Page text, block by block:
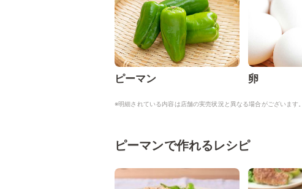
ピーマン 卵
※明細されている内容は店舗の実売状況と異なる場合がございます。
ピーマンで作れるレシピ